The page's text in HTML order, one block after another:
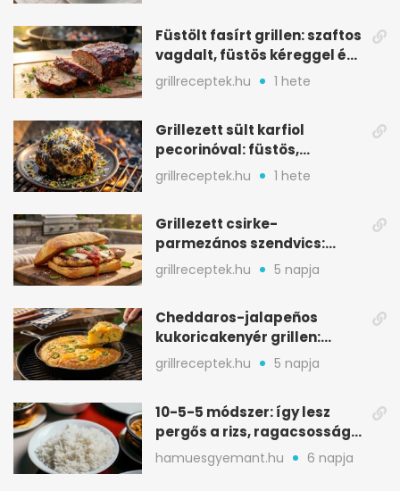
Füstölt fasírt grillen: szaftos
vagdalt, füstös kéreggel és
BBQ mázzal
grillreceptek.hu 1 hete
Grillezett sült karfiol
pecorinóval: füstös,
karamellizált nyári kedvenc
grillreceptek.hu 1 hete
Grillezett csirke-
parmezános szendvics:
ropogós csirke, olvadó sajt
grillreceptek.hu 5 napja
Cheddaros-jalapeños
kukoricakenyér grillen:
ropogós alj, puha belső
grillreceptek.hu 5 napja
10-5-5 módszer: így lesz
pergős a rizs, ragacsosság
nélkül
hamuesgyemant.hu 6 napja